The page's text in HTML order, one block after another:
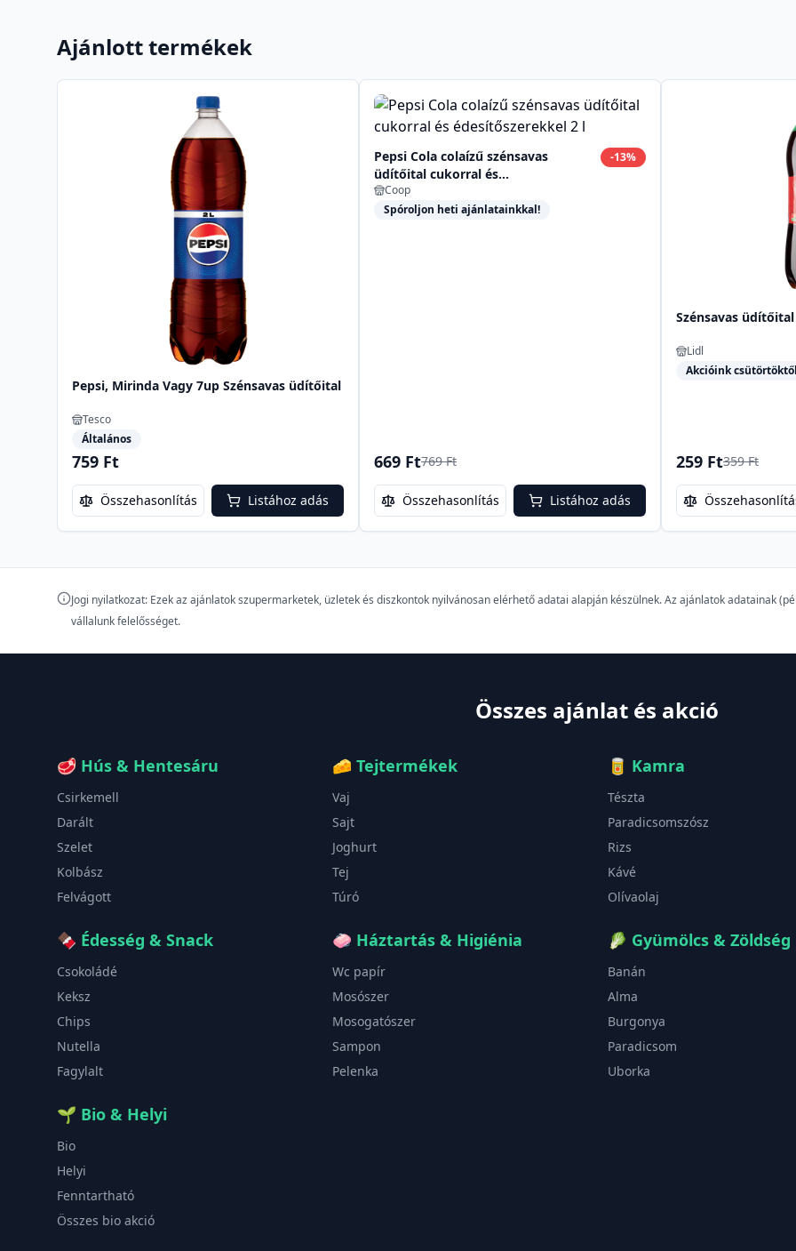
Ajánlott termékek
Pepsi, Mirinda Vagy 7up Szénsavas üdítőital
Tesco
Általános
759 Ft
Összehasonlítás Listához adás
Pepsi Cola colaízű szénsavas
üdítőital cukorral és
édesítőszerekkel 2 l
-13%
Coop
Spóroljon heti ajánlatainkkal!
669 Ft769 Ft
Összehasonlítás Listához adás
Szénsavas üdítőital
Lidl
Akcióink csütörtöktől
259 Ft359 Ft
Jogi nyilatkozat: Ezek az ajánlatok szupermarketek, üzletek és diszkontok nyilvánosan elérhető adatai alapján készülnek. Az ajánlatok adatainak
vállalunk felelősséget.
Összes ajánlat és akció
🥩 Hús & Hentesáru
Csirkemell
Darált
Szelet
Kolbász
Felvágott
🧀 Tejtermékek
Vaj
Sajt
Joghurt
Tej
Túró
🥫 Kamra
Tészta
Paradicsomszósz
Rizs
Kávé
Olívaolaj
🍫 Édesség & Snack
Csokoládé
Keksz
Chips
Nutella
Fagylalt
🧼 Háztartás & Higiénia
Wc papír
Mosószer
Mosogatószer
Sampon
Pelenka
🥬 Gyümölcs & Zöldség
Banán
Alma
Burgonya
Paradicsom
Uborka
🌱 Bio & Helyi
Bio
Helyi
Fenntartható
Összes bio akció